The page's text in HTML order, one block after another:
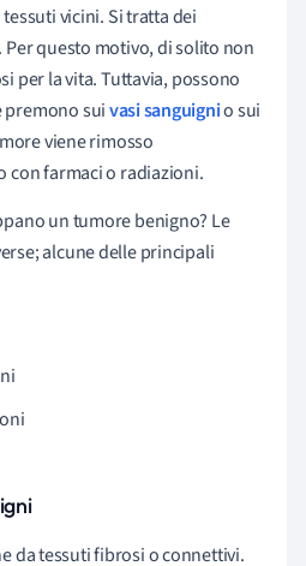
vicini. Si tratta dei
questo motivo, di solito non
per la vita. Tuttavia, possono
premono suivasi sanguignio sui
viene rimosso
con farmaci o radiazioni.
un tumore benigno? Le
alcune delle principali
da tessuti fibrosi o connettivi.